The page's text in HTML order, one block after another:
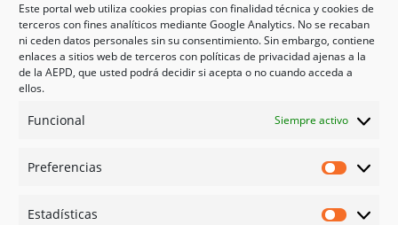
Este portal web utiliza cookies propias con finalidad técnica y cookies de
terceros con fines analíticos mediante Google Analytics. No se recaban
ni ceden datos personales sin su consentimiento. Sin embargo, contiene
enlaces a sitios web de terceros con políticas de privacidad ajenas a la
de la AEPD, que usted podrá decidir si acepta o no cuando acceda a
ellos.
Funcional Siempre activo
Preferencias
Estadísticas
Mapa del sitio
Mi cuenta
Tienda
Psicología en Murcia
Guías
Redes sociales
Instagram